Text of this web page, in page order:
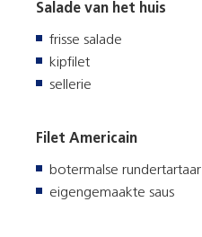
Salade van het huis
frisse salade
kipfilet
sellerie
Filet Americain
botermalse rundertartaar
eigengemaakte saus